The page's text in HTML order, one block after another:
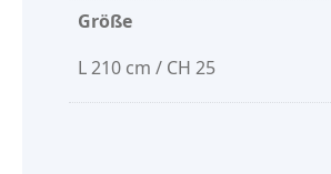
Größe
L 210 cm / CH 25